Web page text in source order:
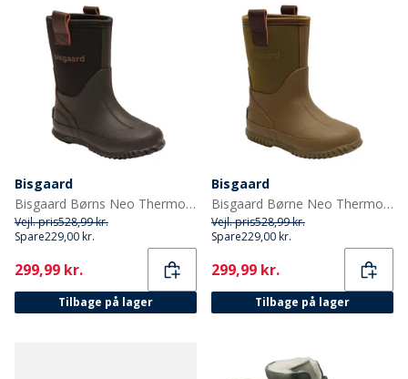
Bisgaard
Bisgaard Børns Neo Thermo Gummistøvler Sort
Vejl. pris528,99 kr.
Spare229,00 kr.
Current
299,99 kr.
Tilbage på lager
Bisgaard
Bisgaard Børne Neo Thermo Gummistøvler Grøn
Vejl. pris528,99 kr.
Spare229,00 kr.
Current
299,99 kr.
Tilbage på lager